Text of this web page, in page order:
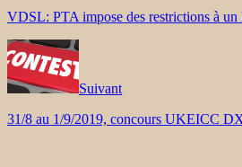
VDSL: PTA impose des restrictions à un
Suivant
31/8 au 1/9/2019, concours UKEICC